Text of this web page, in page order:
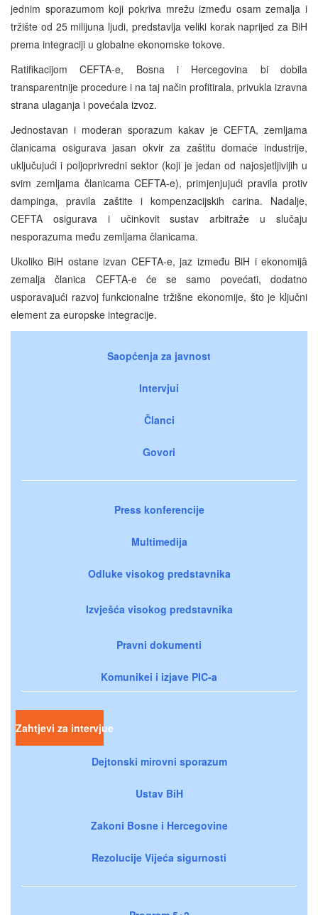
jednim sporazumom koji pokriva mrežu između osam zemalja i
tržište od 25 milijuna ljudi, predstavlja veliki korak naprijed za BiH
prema integraciji u globalne ekonomske tokove.
Ratifikacijom CEFTA-e, Bosna i Hercegovina bi dobila
transparentnije procedure i na taj način profitirala, privukla izravna
strana ulaganja i povećala izvoz.
Jednostavan i moderan sporazum kakav je CEFTA, zemljama
članicama osigurava jasan okvir za zaštitu domaće industrije,
uključujući i poljoprivredni sektor (koji je jedan od najosjetljivijih u
svim zemljama članicama CEFTA-e), primjenjujući pravila protiv
dampinga, pravila zaštite i kompenzacijskih carina. Nadalje,
CEFTA osigurava i učinkovit sustav arbitraže u slučaju
nesporazuma među zemljama članicama.
Ukoliko BiH ostane izvan CEFTA-e, jaz između BiH i ekonomijâ
zemalja članica CEFTA-e će se samo povećati, dodatno
usporavajući razvoj funkcionalne tržišne ekonomije, što je ključni
element za europske integracije.
Saopćenja za javnost
Intervjui
Članci
Govori
Press konferencije
Multimedija
Odluke visokog predstavnika
Izvješća visokog predstavnika
Pravni dokumenti
Komunikei i izjave PIC-a
Zahtjevi za intervjue
Dejtonski mirovni sporazum
Ustav BiH
Zakoni Bosne i Hercegovine
Rezolucije Vijeća sigurnosti